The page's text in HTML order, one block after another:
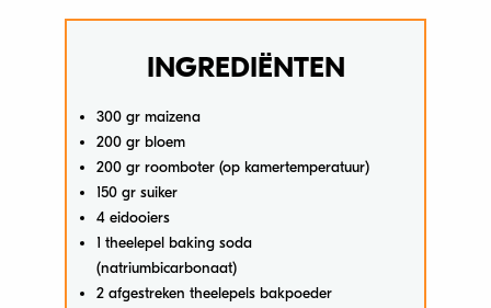
INGREDIËNTEN
300 gr maizena
200 gr bloem
200 gr roomboter (op kamertemperatuur)
150 gr suiker
4 eidooiers
1 theelepel baking soda
(natriumbicarbonaat)
2 afgestreken theelepels bakpoeder